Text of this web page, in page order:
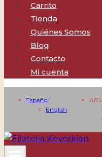
Carrito
Tienda
Quiénes Somos
Blog
Contacto
Mi cuenta
Español
English
ARS